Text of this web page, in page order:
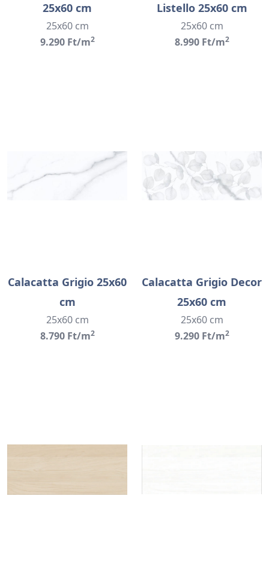
25x60 cm
25x60 cm
9.290 Ft/m2
Listello 25x60 cm
25x60 cm
8.990 Ft/m2
Calacatta Grigio 25x60
cm
25x60 cm
8.790 Ft/m2
Calacatta Grigio Decor
25x60 cm
25x60 cm
9.290 Ft/m2